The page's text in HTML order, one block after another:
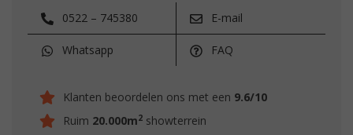
0522 – 745380 E-mail
Whatsapp FAQ
Klanten beoordelen ons met een 9.6/10
Ruim 20.000m2 showterrein